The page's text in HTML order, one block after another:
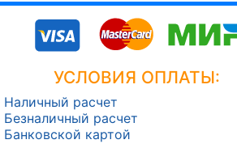
УСЛОВИЯ ОПЛАТЫ:
Наличный расчет
Безналичный расчет
Банковской картой